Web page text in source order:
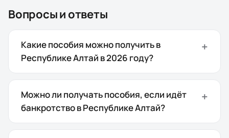
Вопросы и ответы
Какие пособия можно получить в
Республике Алтай в 2026 году?
Можно ли получать пособия, если идёт
банкротство в Республике Алтай?